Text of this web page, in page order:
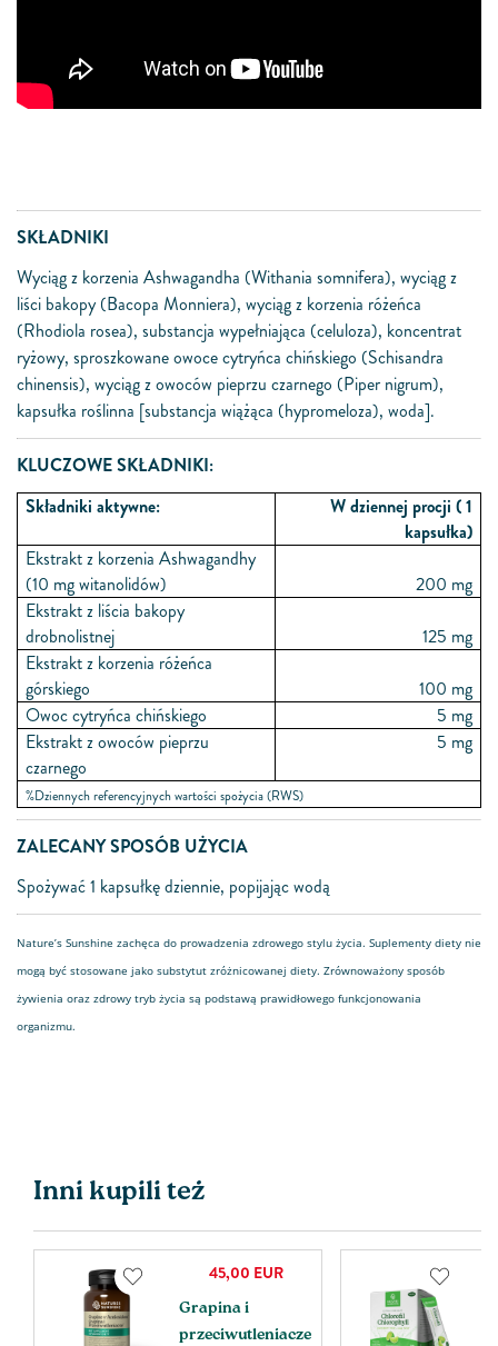
SKŁADNIKI
Wyciąg z korzenia Ashwagandha (Withania somnifera), wyciąg z
liści bakopy (Bacopa Monniera), wyciąg z korzenia różeńca
(Rhodiola rosea), substancja wypełniająca (celuloza), koncentrat
ryżowy, sproszkowane owoce cytryńca chińskiego (Schisandra
chinensis), wyciąg z owoców pieprzu czarnego (Piper nigrum),
kapsułka roślinna [substancja wiążąca (hypromeloza), woda].
KLUCZOWE SKŁADNIKI:
Składniki aktywne:
W dziennej procji ( 1
kapsułka)
Ekstrakt z korzenia Ashwagandhy
(10 mg witanolidów)
200 mg
Ekstrakt z liścia bakopy
drobnolistnej
125 mg
Ekstrakt z korzenia różeńca
górskiego
100 mg
Owoc cytryńca chińskiego
5 mg
Ekstrakt z owoców pieprzu
czarnego
5 mg
%Dziennych referencyjnych wartości spożycia (RWS)
ZALECANY SPOSÓB UŻYCIA
Spożywać 1 kapsułkę dziennie, popijając wodą
Nature’s Sunshine zachęca do prowadzenia zdrowego stylu życia. Suplementy diety nie
mogą być stosowane jako substytut zróżnicowanej diety. Zrównoważony sposób
żywienia oraz zdrowy tryb życia są podstawą prawidłowego funkcjonowania
organizmu.
Inni kupili też
45,00 EUR
Grapina i
przeciwutleniacze